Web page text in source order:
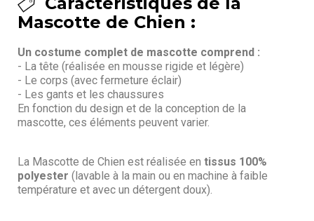
Mascotte de Chien :
Un costume complet de mascotte comprend :
- La tête (réalisée en mousse rigide et légère)
- Le corps (avec fermeture éclair)
- Les gants et les chaussures
En fonction du design et de la conception de la
mascotte, ces éléments peuvent varier.
La Mascotte de Chien est réalisée en tissus 100%
polyester (lavable à la main ou en machine à faible
température et avec un détergent doux).